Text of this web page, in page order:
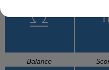
Balance